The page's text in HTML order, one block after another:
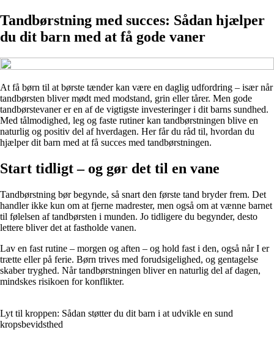
Tandbørstning med succes: Sådan hjælper
du dit barn med at få gode vaner
At få børn til at børste tænder kan være en daglig udfordring – især når
tandbørsten bliver mødt med modstand, grin eller tårer. Men gode
tandbørstevaner er en af de vigtigste investeringer i dit barns sundhed.
Med tålmodighed, leg og faste rutiner kan tandbørstningen blive en
naturlig og positiv del af hverdagen. Her får du råd til, hvordan du
hjælper dit barn med at få succes med tandbørstningen.
Start tidligt – og gør det til en vane
Tandbørstning bør begynde, så snart den første tand bryder frem. Det
handler ikke kun om at fjerne madrester, men også om at vænne barnet
til følelsen af tandbørsten i munden. Jo tidligere du begynder, desto
lettere bliver det at fastholde vanen.
Lav en fast rutine – morgen og aften – og hold fast i den, også når I er
trætte eller på ferie. Børn trives med forudsigelighed, og gentagelse
skaber tryghed. Når tandbørstningen bliver en naturlig del af dagen,
mindskes risikoen for konflikter.
Lyt til kroppen: Sådan støtter du dit barn i at udvikle en sund
kropsbevidsthed